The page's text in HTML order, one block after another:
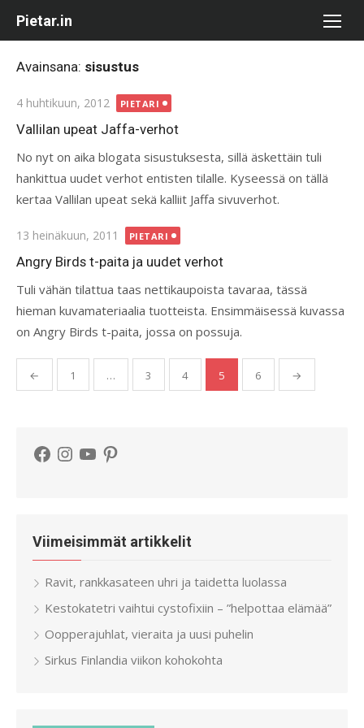
Pietar.in
Avainsana: sisustus
Posted
on
4 huhtikuun, 2012 PIETARI
Vallilan upeat Jaffa-verhot
No nyt on aika blogata sisustuksesta, sillä äskettäin tuli
hankittua uudet verhot entisten tilalle. Kyseessä on tällä
kertaa Vallilan upeat sekä kalliit Jaffa sivuverhot.
Posted
on
13 heinäkuun, 2011 PIETARI
Angry Birds t-paita ja uudet verhot
Tuli vähän tilattua taas nettikaupoista tavaraa, tässä
hieman kuvamateriaalia tuotteista. Ensimmäisessä kuvassa
on Angry Birds t-paita, jossa on possuja.
Artikkelien
sivutus
← 1 … 3 4 5 6 →
Facebook
Instagram
YouTubePinterest
Viimeisimmät artikkelit
Ravit, rankkasateen uhri ja taidetta luolassa
Kestokatetri vaihtui cystofixiin – ”helpottaa elämää”
Oopperajuhlat, vieraita ja uusi puhelin
Sirkus Finlandia viikon kohokohta